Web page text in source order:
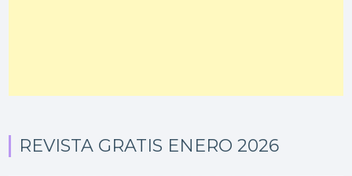
REVISTA GRATIS ENERO 2026